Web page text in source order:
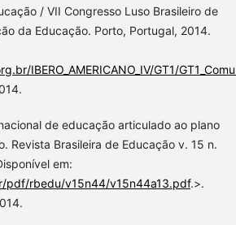
/ VII Congresso Luso Brasileiro de
da Educação. Porto, Portugal, 2014.
IBERO_AMERICANO_IV/GT1/
de educação articulado ao plano
Revista Brasileira de Educação v. 15 n.
em:
pdf/rbedu/v15n44/v15n44a13.pdf.>.